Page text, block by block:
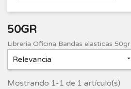
50GR
Librería Oficina Bandas elasticas 50gr
Relevancia 
Mostrando 1-1 de 1 artículo(s)